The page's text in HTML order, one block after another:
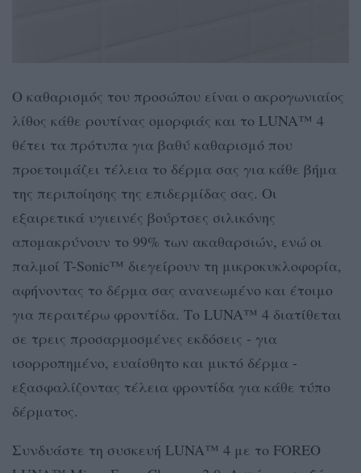
Ο καθαρισμός του προσώπου είναι ο ακρογωνιαίος
λίθος κάθε ρουτίνας ομορφιάς και το LUNA™ 4
θέτει τα πρότυπα για βαθύ καθαρισμό που
προετοιμάζει τέλεια το δέρμα σας για κάθε βήμα
της περιποίησης της επιδερμίδας σας. Οι
εξαιρετικά υγιεινές βούρτσες σιλικόνης
απομακρύνουν το 99% των ακαθαρσιών, ενώ οι
παλμοί T-Sonic™ διεγείρουν τη μικροκυκλοφορία,
αφήνοντας το δέρμα σας ανανεωμένο και έτοιμο
για περαιτέρω φροντίδα. Το LUNA™ 4 διατίθεται
σε τρεις προσαρμοσμένες εκδόσεις - για
ισορροπημένο, ευαίσθητο και μικτό δέρμα -
εξασφαλίζοντας τέλεια φροντίδα για κάθε τύπο
δέρματος.
Συνδυάστε τη συσκευή LUNA™ 4 με το FOREO